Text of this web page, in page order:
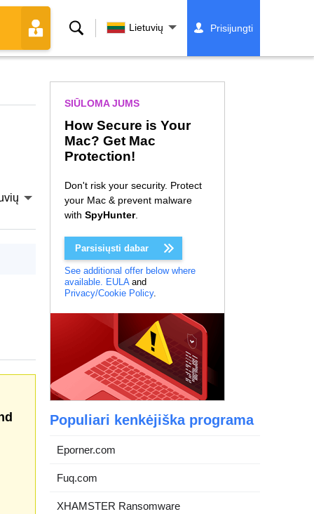
Paieška Lietuvių Prisijungti
SIŪLOMA JUMS
How Secure is Your
Mac? Get Mac
Protection!
Don't risk your security. Protect
your Mac & prevent malware
with SpyHunter.
Parsisiųsti dabar
See additional offer below where
available. EULAand
Privacy/Cookie Policy.
Populiari kenkėjiška programa
Eporner.com
Fuq.com
XHAMSTER Ransomware